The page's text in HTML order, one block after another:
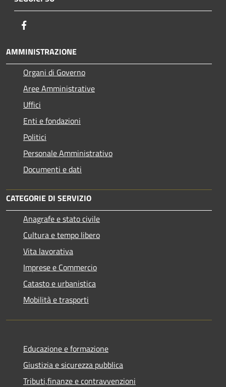
AMMINISTRAZIONE
Organi di Governo
Aree Amministrative
Uffici
Enti e fondazioni
Politici
Personale Amministrativo
Documenti e dati
CATEGORIE DI SERVIZIO
Anagrafe e stato civile
Cultura e tempo libero
Vita lavorativa
Imprese e Commercio
Catasto e urbanistica
Mobilità e trasporti
Educazione e formazione
Giustizia e sicurezza pubblica
Tributi,finanze e contravvenzioni